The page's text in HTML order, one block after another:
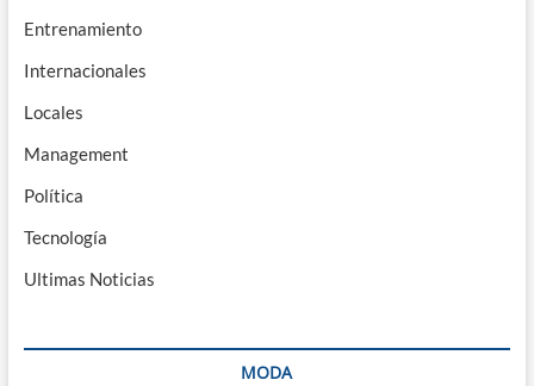
Entrenamiento
Internacionales
Locales
Management
Política
Tecnología
Ultimas Noticias
MODA